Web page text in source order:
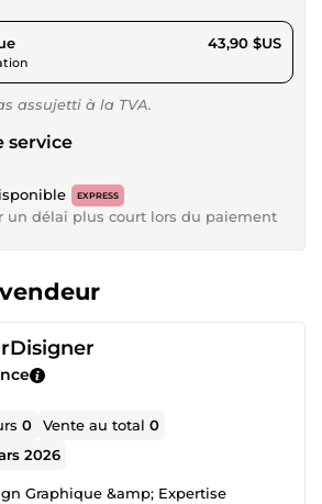
pour 40,46 $US 43,90 $US
assujetti à la TVA.
service
EXPRESS
un délai plus court lors du paiement
0 Vente au total0
2026
Graphique &amp; Expertise